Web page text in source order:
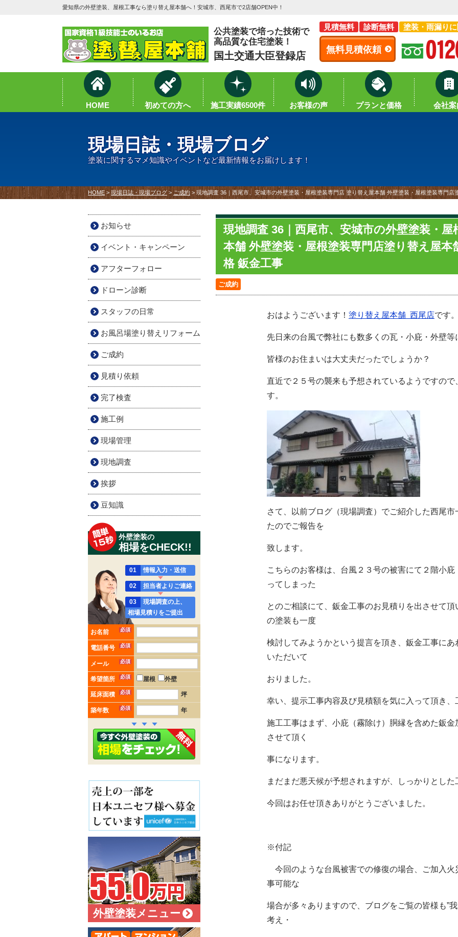
愛知県の外壁塗装、屋根工事なら塗り替え屋本舗へ！安城市、西尾市で2店舗OPEN中！
公共塗装で培った技術で
高品質な住宅塗装！
国土交通大臣登録店
見積無料 診断無料 塗装・雨漏り
無料見積依頼
HOME 初めての方へ 施工実績6500件 お客様の声 プランと価格 会社案
現場日誌・現場ブログ
塗装に関するマメ知識やイベントなど最新情報をお届けします！
HOME> 現場日誌・現場ブログ > ご成約 > 現地調査 36｜西尾市、安城市の外壁塗装・屋根塗装専門店 塗り替え屋本舗 外壁塗装・屋根塗装専門
現地調査 36｜西尾市、安城市の外壁塗装・
本舗 外壁塗装・屋根塗装専門店塗り替え屋
格 鈑金工事
ご成約
おはようございます！ 塗り替え屋本舗 西尾店です。
先日来の台風で弊社にも数多くの瓦・小庇・外壁等
皆様のお住まいは大丈夫だったでしょうか？
直近で２５号の襲来も予想されているようですの
す。
さて、以前ブログ（現場調査）でご紹介した西尾
たのでご報告を
致します。
こちらのお客様は、台風２３号の被害にて２階小
ってしまった
とのご相談にて、鈑金工事のお見積りを出させて
の塗装も一度
検討してみようかという提言を頂き、鈑金工事に
いただいて
おりました。
幸い、提示工事内容及び見積額を気に入って頂き、
施工工事はまず、小庇（霧除け）胴縁を含めた鈑
させて頂く
事になります。
まだまだ悪天候が予想されますが、しっかりとした
今回はお任せ頂きありがとうございました。
※付記
今回のような台風被害での修復の場合、ご加入火
事可能な
場合が多々ありますので、ブログをご覧の皆様も”
考え・
お知らせ
イベント・キャンペーン
アフターフォロー
ドローン診断
スタッフの日常
お風呂場塗り替えリフォーム
ご成約
見積り依頼
完了検査
施工例
現場管理
現地調査
挨拶
豆知識
外壁塗装の
相場をCHECK!!
01 情報入力・送信
02 担当者よりご連絡
03
現場調査の上、
相場見積りをご提出
お名前 必須
電話番号 必須
メール 必須
希望箇所 必須 屋根 外壁
延床面積 必須 坪
築年数 必須 年
外壁塗装メニュー